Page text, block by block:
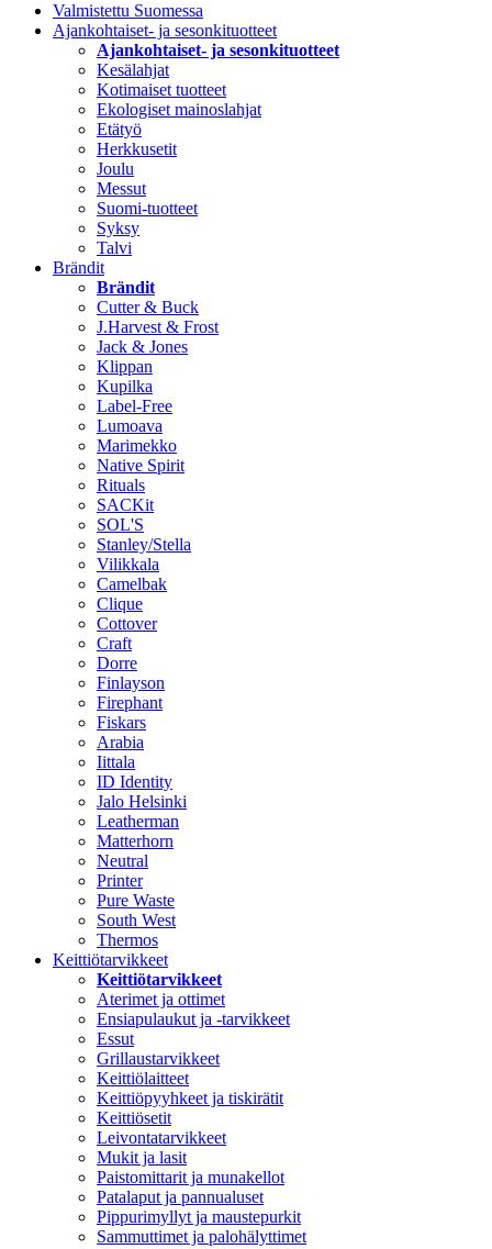
Valmistettu Suomessa
Ajankohtaiset- ja sesonkituotteet
Ajankohtaiset- ja sesonkituotteet
Kesälahjat
Kotimaiset tuotteet
Ekologiset mainoslahjat
Etätyö
Herkkusetit
Joulu
Messut
Suomi-tuotteet
Syksy
Talvi
Brändit
Brändit
Cutter & Buck
J.Harvest & Frost
Jack & Jones
Klippan
Kupilka
Label-Free
Lumoava
Marimekko
Native Spirit
Rituals
SACKit
SOL'S
Stanley/Stella
Vilikkala
Camelbak
Clique
Cottover
Craft
Dorre
Finlayson
Firephant
Fiskars
Arabia
Iittala
ID Identity
Jalo Helsinki
Leatherman
Matterhorn
Neutral
Printer
Pure Waste
South West
Thermos
Keittiötarvikkeet
Keittiötarvikkeet
Aterimet ja ottimet
Ensiapulaukut ja -tarvikkeet
Essut
Grillaustarvikkeet
Keittiölaitteet
Keittiöpyyhkeet ja tiskirätit
Keittiösetit
Leivontatarvikkeet
Mukit ja lasit
Paistomittarit ja munakellot
Patalaput ja pannualuset
Pippurimyllyt ja maustepurkit
Sammuttimet ja palohälyttimet